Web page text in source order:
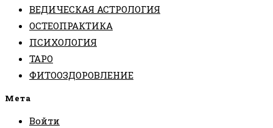
ВЕДИЧЕСКАЯ АСТРОЛОГИЯ
ОСТЕОПРАКТИКА
ПСИХОЛОГИЯ
ТАРО
ФИТООЗДОРОВЛЕНИЕ
Мета
Войти